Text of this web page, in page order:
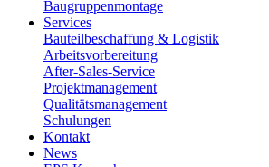
Baugruppenmontage
Services
Bauteilbeschaffung & Logistik
Arbeitsvorbereitung
After-Sales-Service
Projektmanagement
Qualitätsmanagement
Schulungen
Kontakt
News